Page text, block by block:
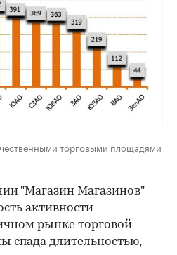
торговыми площадями
"Магазин Магазинов"
активности
рынке торговой
спада длительностью,